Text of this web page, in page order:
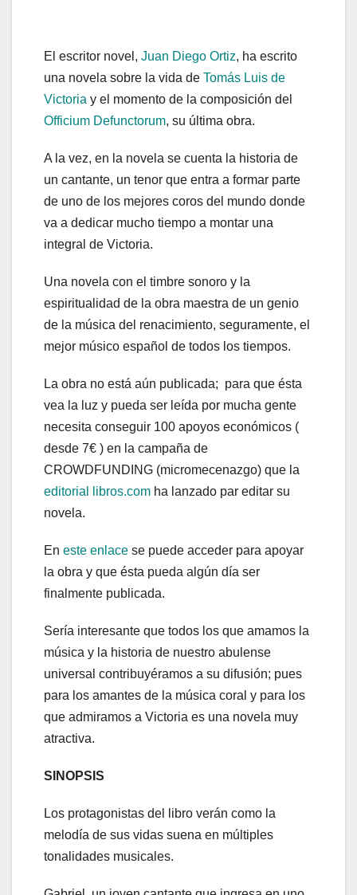
El escritor novel, Juan Diego Ortiz, ha escrito
una novela sobre la vida de Tomás Luis de
Victoria y el momento de la composición del
Officium Defunctorum, su última obra.
A la vez, en la novela se cuenta la historia de
un cantante, un tenor que entra a formar parte
de uno de los mejores coros del mundo donde
va a dedicar mucho tiempo a montar una
integral de Victoria.
Una novela con el timbre sonoro y la
espiritualidad de la obra maestra de un genio
de la música del renacimiento, seguramente, el
mejor músico español de todos los tiempos.
La obra no está aún publicada; para que ésta
vea la luz y pueda ser leída por mucha gente
necesita conseguir 100 apoyos económicos (
desde 7€ ) en la campaña de
CROWDFUNDING (micromecenazgo) que la
editorial libros.com ha lanzado par editar su
novela.
En este enlace se puede acceder para apoyar
la obra y que ésta pueda algún día ser
finalmente publicada.
Sería interesante que todos los que amamos la
música y la historia de nuestro abulense
universal contribuyéramos a su difusión; pues
para los amantes de la música coral y para los
que admiramos a Victoria es una novela muy
atractiva.
SINOPSIS
Los protagonistas del libro verán como la
melodía de sus vidas suena en múltiples
tonalidades musicales.